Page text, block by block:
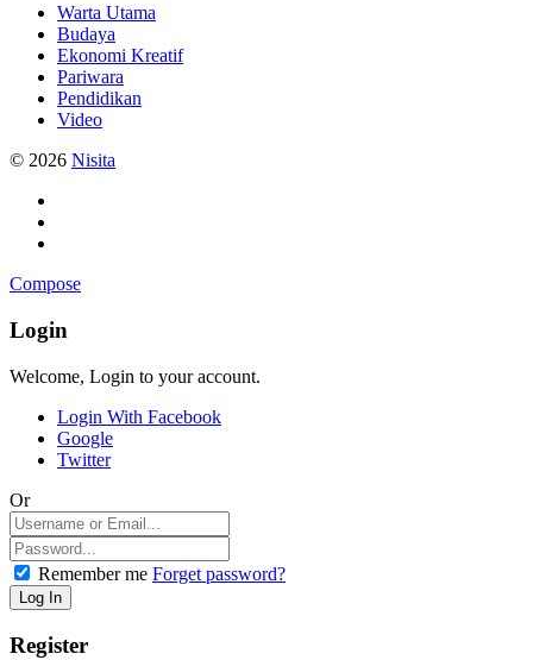
Warta Utama
Budaya
Ekonomi Kreatif
Pariwara
Pendidikan
Video
© 2026 Nisita
Compose
Login
Welcome, Login to your account.
Login With Facebook
Google
Twitter
Or
Remember me Forget password?
Register